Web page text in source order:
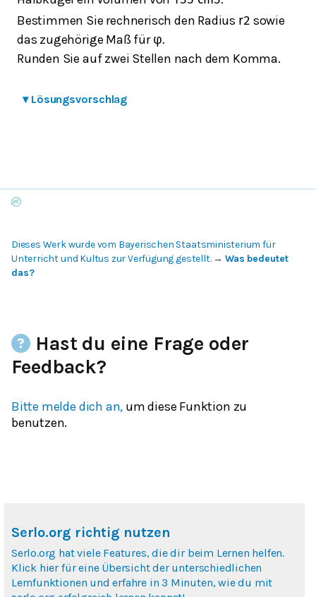
Bestimmen Sie rechnerisch den Radius r2 sowie
das zugehörige Maß für φ.
Runden Sie auf zwei Stellen nach dem Komma.
▾ Lösungsvorschlag
Dieses Werk wurde vom Bayerischen Staatsministerium für
Unterricht und Kultus zur Verfügung gestellt.→ Was bedeutet
das?
Hast du eine Frage oder
Feedback?
Bitte melde dich an, um diese Funktion zu
benutzen.
Serlo.org richtig nutzen
Serlo.org hat viele Features, die dir beim Lernen helfen.
Klick hier für eine Übersicht der unterschiedlichen
Lernfunktionen und erfahre in 3 Minuten, wie du mit